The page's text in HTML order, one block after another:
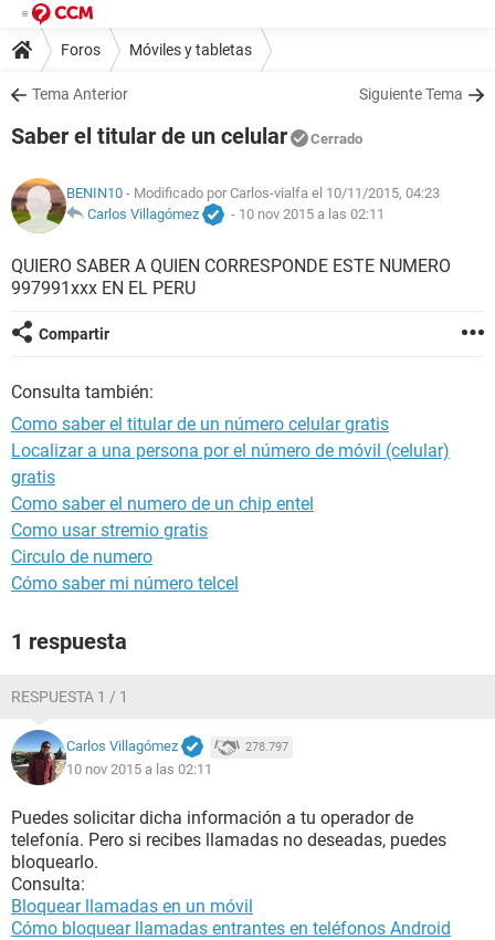
Foros Móviles y tabletas
Tema Anterior Siguiente Tema
Saber el titular de un celular Cerrado
BENIN10 - Modificado por Carlos-vialfa el 10/11/2015, 04:23
Carlos Villagómez
- 10 nov 2015 a las 02:11
QUIERO SABER A QUIEN CORRESPONDE ESTE NUMERO
997991xxx EN EL PERU
Compartir
Consulta también:
Como saber el titular de un número celular gratis
Localizar a una persona por el número de móvil (celular)
gratis
Como saber el numero de un chip entel
Como usar stremio gratis
Circulo de numero
Cómo saber mi número telcel
1 respuesta
RESPUESTA 1 / 1
Carlos Villagómez 278.797
10 nov 2015 a las 02:11
Puedes solicitar dicha información a tu operador de
telefonía. Pero si recibes llamadas no deseadas, puedes
bloquearlo.
Consulta:
Bloquear llamadas en un móvil
Cómo bloquear llamadas entrantes en teléfonos Android